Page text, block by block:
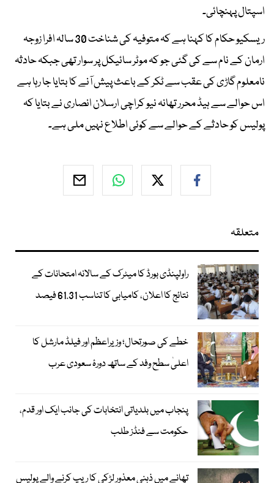
اسپتال پہنچائی۔
ریسکیو حکام کا کہنا ہے کہ متوفیہ کی شناخت 30 سالہ افرا زوجہ
ارمان کے نام سے کی گئی جو کہ موٹر سائیکل پر سوار تھی جبکہ حادثہ
نامعلوم گاڑی کی عقب سے ٹکر کے باعث پیش آنے کا بتایا جا رہا ہے
اس حوالے سے ہیڈ محرر تھانہ نیو کراچی ارسلان انصاری نے بتایا کہ
پولیس کو حادثے کے حوالے سے کوئی اطلاع نہیں ملی ہے۔
متعلقہ
راولپنڈی بورڈ کا میٹرک کے سالانہ امتحانات کے
نتائج کا اعلان، کامیابی کا تناسب 61.31 فیصد
خطے کی صورتحال؛ وزیراعظم اور فیلڈ مارشل کا
اعلیٰ سطح وفد کے ساتھ دورۂ سعودی عرب
پنجاب میں بلدیاتی انتخابات کی جانب ایک اور قدم،
حکومت سے فنڈز طلب
تھانے میں ذہنی معذور لڑکی کا ریپ کرنے والے پولیس